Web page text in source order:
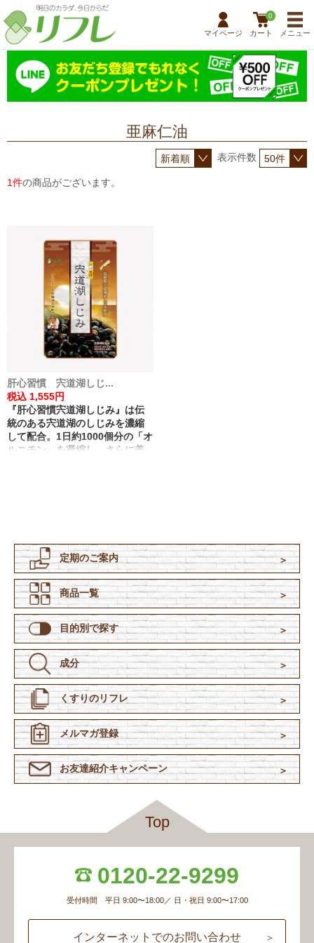
マイページ カート
0
メニュー
亜麻仁油
表示件数
1件の商品がございます。
肝心習慣 宍道湖しじ...
税込 1,555円
『肝心習慣宍道湖しじみ』は伝
統のある宍道湖のしじみを濃縮
して配合。1日約1000個分の「オ
ルニチン」を凝縮し、さらに美
定期のご案内
商品一覧
目的別で探す
成分
くすりのリフレ
メルマガ登録
お友達紹介キャンペーン
Top
0120-22-9299
受付時間 平日 9:00〜18:00／ 日・祝日 9:00〜17:00
インターネットでのお問い合わせ